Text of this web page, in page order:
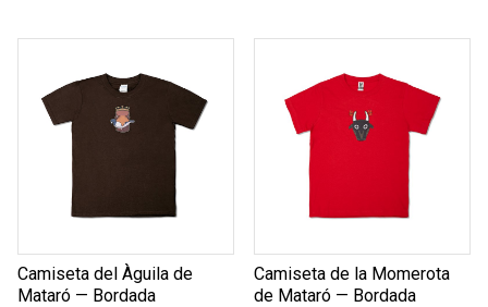
Camiseta del Àguila de
Mataró — Bordada
Camiseta de la Momerota
de Mataró — Bordada